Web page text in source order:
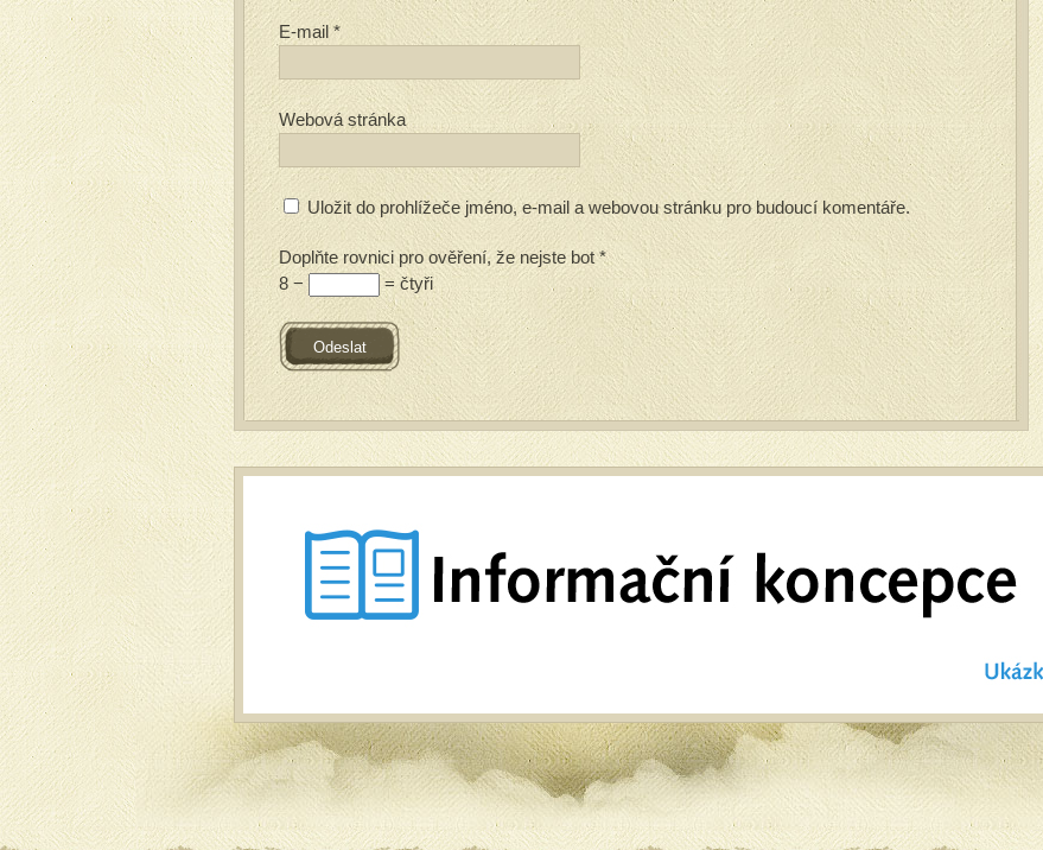
E-mail*
Webová stránka
Uložit do prohlížeče jméno, e-mail a webovou stránku pro budoucí komentáře.
Doplňte rovnici pro ověření, že nejste bot*
8 −
= čtyři